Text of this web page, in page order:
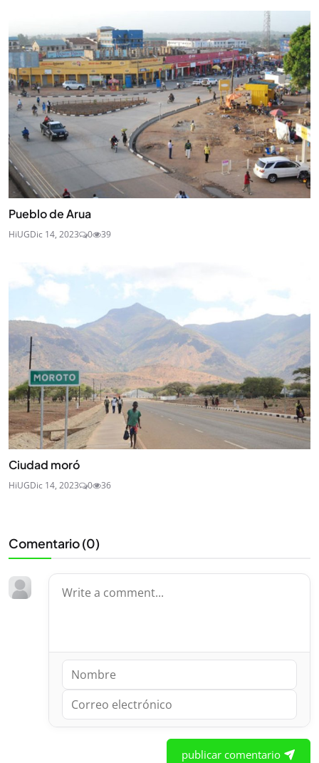
Pueblo de Arua
HiUGDic 14, 2023 0 39
Ciudad moró
HiUGDic 14, 2023 0 36
Comentario (0)
publicar comentario